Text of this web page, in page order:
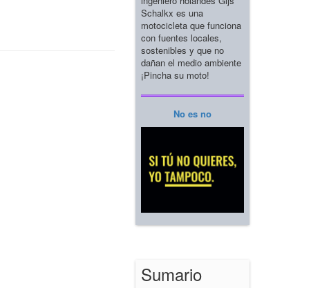
Schalkx es una
motocicleta que funciona
con fuentes locales,
sostenibles y que no
dañan el medio ambiente
¡Pincha su moto!
No es no
Sumario